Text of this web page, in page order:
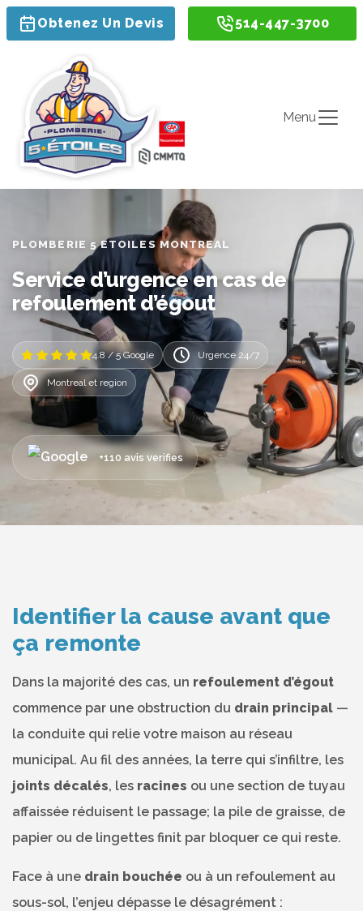
Obtenez Un Devis 514-447-3700
Menu
PLOMBERIE 5 ETOILES MONTREAL
Service d’urgence en cas de
refoulement d’égout
4.8 / 5 Google Urgence 24/7
Montreal et region
+110 avis verifies
Identifier la cause avant que
ça remonte
Dans la majorité des cas, un refoulement d’égout
commence par une obstruction du drain principal —
la conduite qui relie votre maison au réseau
municipal. Au fil des années, la terre qui s’infiltre, les
joints décalés, les racines ou une section de tuyau
affaissée réduisent le passage; la pile de graisse, de
papier ou de lingettes finit par bloquer ce qui reste.
Face à une drain bouchée ou à un refoulement au
sous-sol, l’enjeu dépasse le désagrément :